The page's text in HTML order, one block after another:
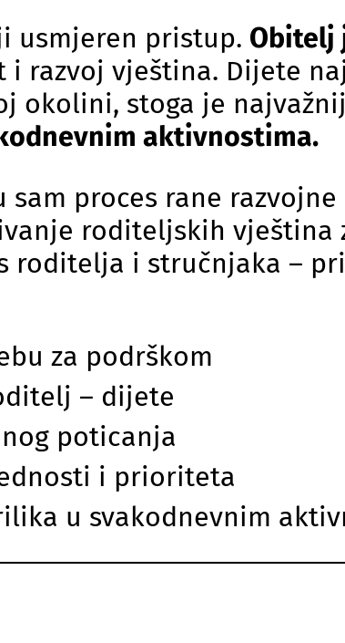
usmjeren pristup. Obitelj
i razvoj vještina. Dijete
okolini, stoga je
aktivnostima.
proces rane
roditeljskih
roditelja i stručnjaka –
za podrškom
– dijete
poticanja
i prioriteta
u svakodnevnim